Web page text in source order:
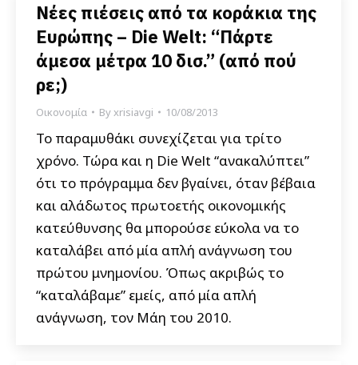
Νέες πιέσεις από τα κοράκια της
Ευρώπης – Die Welt: “Πάρτε
άμεσα μέτρα 10 δισ.” (από πού
ρε;)
Οικονομία Byxrisiavgi 10/08/2013
Το παραμυθάκι συνεχίζεται για τρίτο
χρόνο. Τώρα και η Die Welt “ανακαλύπτει”
ότι το πρόγραμμα δεν βγαίνει, όταν βέβαια
και αλάδωτος πρωτοετής οικονομικής
κατεύθυνσης θα μπορούσε εύκολα να το
καταλάβει από μία απλή ανάγνωση του
πρώτου μνημονίου. Όπως ακριβώς το
“καταλάβαμε” εμείς, από μία απλή
ανάγνωση, τον Μάη του 2010.